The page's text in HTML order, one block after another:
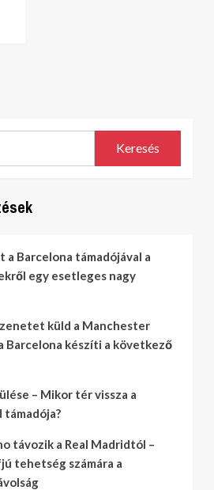
Keresés
a Barcelona támadójával a
egy esetleges nagy
küld a Manchester
Barcelona készíti a következő
– Mikor tér vissza a
távozik a Real Madridtól –
tehetség számára a